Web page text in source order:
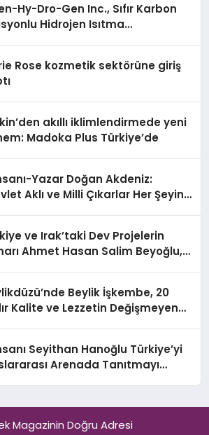
Hy-Dro-Gen Inc., Sıfır Karbon
Hidrojen Isıtma
Rose kozmetik sektörüne giriş
akıllı iklimlendirmede yeni
Madoka Plus Türkiye’de
Yazar Doğan Akdeniz:
Aklı ve Milli Çıkarlar Her Şeyin
ve Irak’taki Dev Projelerin
Ahmet Hasan Salim Beyoğlu,
GeçirecekBeylik İşkembe, 20
Kalite ve Lezzetin Değişmeyen
Seyithan Hanoğlu Türkiye’yi
Arenada Tanıtmayı
Magazinin Doğru Adresi